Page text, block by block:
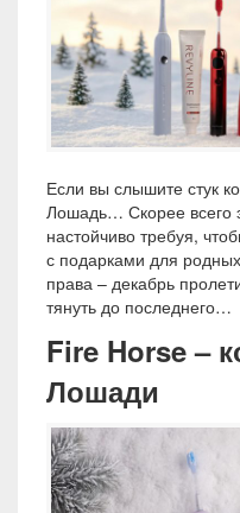
Если вы слышите стук
Лошадь… Скорее всего
настойчиво требуя,
с подарками для
права – декабрь
тянуть до последнего…
Fire Horse –
Лошади